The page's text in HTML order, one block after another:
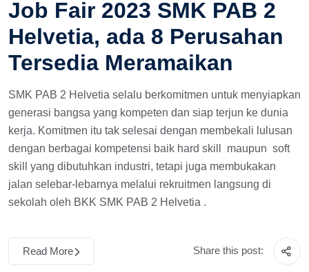
Job Fair 2023 SMK PAB 2
Helvetia, ada 8 Perusahan
Tersedia Meramaikan
SMK PAB 2 Helvetia selalu berkomitmen untuk menyiapkan
generasi bangsa yang kompeten dan siap terjun ke dunia
kerja. Komitmen itu tak selesai dengan membekali lulusan
dengan berbagai kompetensi baik hard skill maupun soft
skill yang dibutuhkan industri, tetapi juga membukakan
jalan selebar-lebarnya melalui rekruitmen langsung di
sekolah oleh BKK SMK PAB 2 Helvetia .
Read More Share this post: